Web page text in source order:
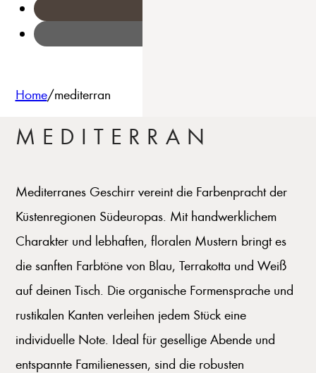
Home/mediterran
MEDITERRAN
Mediterranes Geschirr vereint die Farbenpracht der
Küstenregionen Südeuropas. Mit handwerklichem
Charakter und lebhaften, floralen Mustern bringt es
die sanften Farbtöne von Blau, Terrakotta und Weiß
auf deinen Tisch. Die organische Formensprache und
rustikalen Kanten verleihen jedem Stück eine
individuelle Note. Ideal für gesellige Abende und
entspannte Familienessen, sind die robusten